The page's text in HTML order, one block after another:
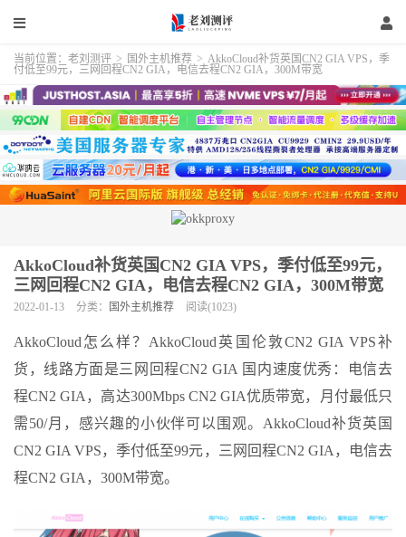
当前位置： 老刘测评 > 国外主机推荐 > AkkoCloud补货英国CN2 GIA VPS，季
付低至99元，三网回程CN2 GIA，电信去程CN2 GIA，300M带宽
AkkoCloud补货英国CN2 GIA VPS，季付低至99元，
三网回程CN2 GIA，电信去程CN2 GIA，300M带宽
2022-01-13 分类： 国外主机推荐 阅读(1023)
AkkoCloud怎么样？AkkoCloud英国伦敦CN2 GIA VPS补
货，线路方面是三网回程CN2 GIA 国内速度优秀：电信去
程CN2 GIA，高达300Mbps CN2 GIA优质带宽，月付最低只
需50/月，感兴趣的小伙伴可以围观。AkkoCloud补货英国
CN2 GIA VPS，季付低至99元，三网回程CN2 GIA，电信去
程CN2 GIA，300M带宽。